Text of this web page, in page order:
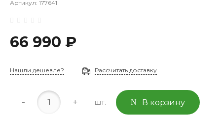
Артикул: 177641
66 990 ₽
Нашли дешевле? Рассчитать доставку
- + шт. В корзину